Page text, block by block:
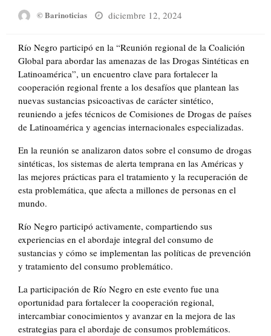
© Barinoticias
Posted
diciembre 12, 2024
Río Negro participó en la “Reunión regional de la Coalición
Global para abordar las amenazas de las Drogas Sintéticas en
Latinoamérica”, un encuentro clave para fortalecer la
cooperación regional frente a los desafíos que plantean las
nuevas sustancias psicoactivas de carácter sintético,
reuniendo a jefes técnicos de Comisiones de Drogas de países
de Latinoamérica y agencias internacionales especializadas.
En la reunión se analizaron datos sobre el consumo de drogas
sintéticas, los sistemas de alerta temprana en las Américas y
las mejores prácticas para el tratamiento y la recuperación de
esta problemática, que afecta a millones de personas en el
mundo.
Río Negro participó activamente, compartiendo sus
experiencias en el abordaje integral del consumo de
sustancias y cómo se implementan las políticas de prevención
y tratamiento del consumo problemático.
La participación de Río Negro en este evento fue una
oportunidad para fortalecer la cooperación regional,
intercambiar conocimientos y avanzar en la mejora de las
estrategias para el abordaje de consumos problemáticos.